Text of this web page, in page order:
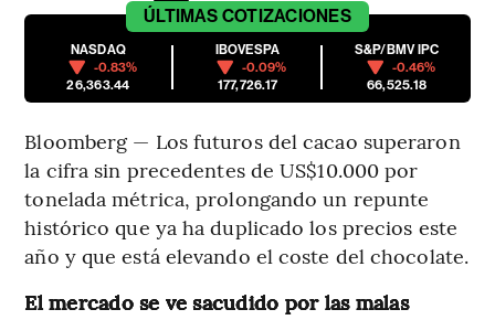
ÚLTIMAS COTIZACIONES
NASDAQ
-0.83%
26,363.44
IBOVESPA
-0.09%
177,726.17
S&P/BMV IPC
-0.46%
66,525.18
Bloomberg — Los futuros del cacao superaron
la cifra sin precedentes de US$10.000 por
tonelada métrica, prolongando un repunte
histórico que ya ha duplicado los precios este
año y que está elevando el coste del chocolate.
El mercado se ve sacudido por las malas